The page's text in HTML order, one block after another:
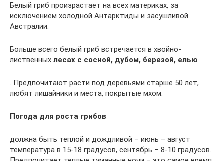
Белый гриб произрастает на всех материках, за
исключением холодной Антарктиды и засушливой
Австралии.
Больше всего белый гриб встречается в хвойно-
лиственных лесах с сосной, дубом, березой, елью
. Предпочитают расти под деревьями старше 50 лет,
любят лишайники и места, покрытые мхом.
Погода для роста грибов
должна быть теплой и дождливой – июнь – август
температура в 15-18 градусов, сентябрь – 8-10 градусов.